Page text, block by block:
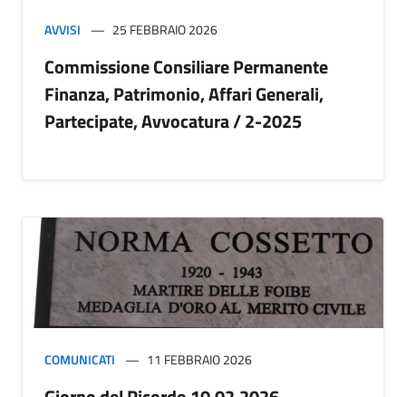
AVVISI 25 FEBBRAIO 2026
Commissione Consiliare Permanente
Finanza, Patrimonio, Affari Generali,
Partecipate, Avvocatura / 2-2025
COMUNICATI 11 FEBBRAIO 2026